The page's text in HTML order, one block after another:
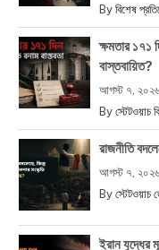
By বিশেষ
ক্ষমতার ১৭১
বাস্তবায়িত?
আগস্ট ৭, ২০২৬
By স্টেটওয়াচ
রাজনীতি
আগস্ট ৭, ২০২৬
By স্টেটওয়াচ
ইরান যুদ্ধের